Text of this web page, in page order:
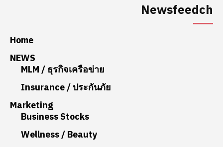
Newsfeedch
Home
NEWS
MLM / ธุรกิจเครือข่าย
Insurance / ประกันภัย
Marketing
Business Stocks
Wellness / Beauty